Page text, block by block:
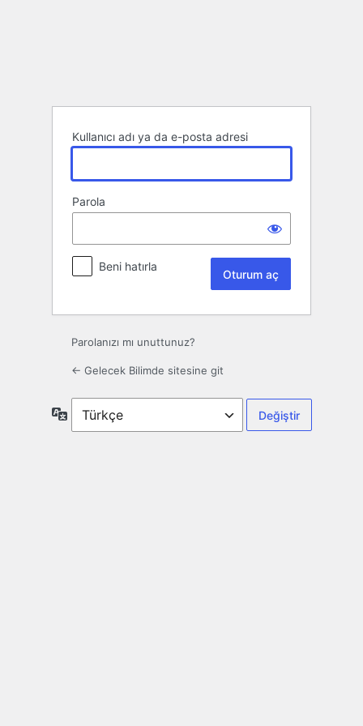
Kullanıcı adı ya da e-posta adresi
Parola
Beni hatırla
Parolanızı mı unuttunuz?
← Gelecek Bilimde sitesine git
Dil